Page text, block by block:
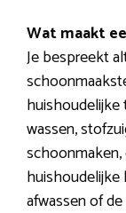
Wat maakt
Je bespreekt
huishoudelijke
wassen,
schoonmaken,
huishoudelijke
afwassen of